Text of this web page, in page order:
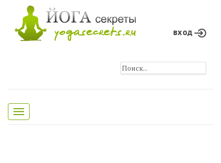
вход
Toggle
navigation